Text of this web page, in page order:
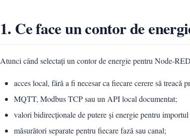
1. Ce face un contor de
Atunci când selectați un contor de energie pentru Node-
acces local, fără a fi necesar ca fiecare cerere să treacă
MQTT, Modbus TCP sau un API local documentat;
valori bidirecționale de putere și energie pentru
măsurători separate pentru fiecare fază sau canal;